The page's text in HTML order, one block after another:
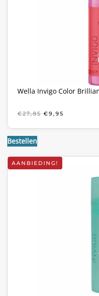
Wella Invigo Color
€27,85
WAS:
€9,95
IS:
Bestellen
AANBIEDING!